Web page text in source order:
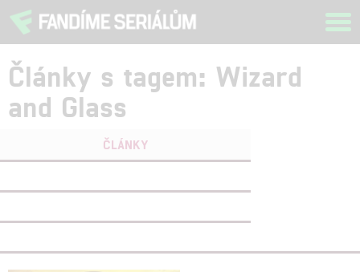
Články s tagem: Wizard
and Glass
ČLÁNKY